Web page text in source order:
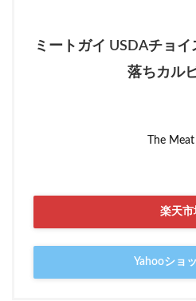
ミートガイ USDAチョ
落ちカル
The
楽天市
Yahooショ